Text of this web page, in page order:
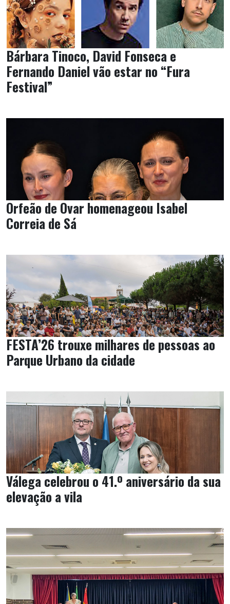
Bárbara Tinoco, David Fonseca e
Fernando Daniel vão estar no “Fura
Festival”
Orfeão de Ovar homenageou Isabel
Correia de Sá
FESTA’26 trouxe milhares de pessoas ao
Parque Urbano da cidade
Válega celebrou o 41.º aniversário da sua
elevação a vila